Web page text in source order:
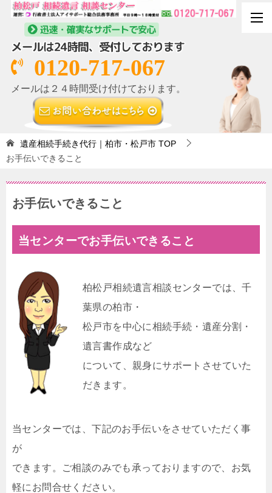
0120-717-067
メールは２４時間受け付けております。
遺産相続手続き代行｜柏市・松戸市 TOP
お手伝いできること
お手伝いできること
当センターでお手伝いできること
柏松戸相続遺言相談センターでは、千
葉県の柏市・
松戸市を中心に相続手続・遺産分割・
遺言書作成など
について、親身にサポートさせていた
だきます。
当センターでは、下記のお手伝いをさせていただく事
が
できます。ご相談のみでも承っておりますので、お気
軽にお問合せください。